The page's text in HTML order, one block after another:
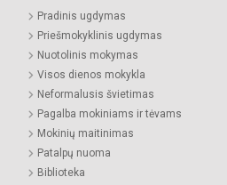
Pradinis ugdymas
Priešmokyklinis ugdymas
Nuotolinis mokymas
Visos dienos mokykla
Neformalusis švietimas
Pagalba mokiniams ir tėvams
Mokinių maitinimas
Patalpų nuoma
Biblioteka